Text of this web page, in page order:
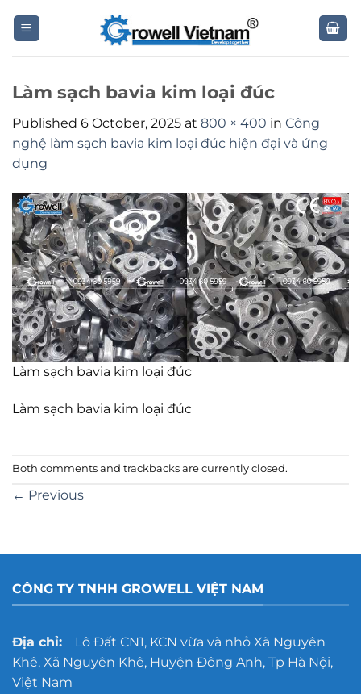
Làm sạch bavia kim loại đúc
Published 6 October, 2025 at 800 × 400 in Công
nghệ làm sạch bavia kim loại đúc hiện đại và ứng
dụng
Làm sạch bavia kim loại đúc
Làm sạch bavia kim loại đúc
Both comments and trackbacks are currently closed.
← Previous
CÔNG TY TNHH GROWELL VIỆT NAM
Địa chỉ:Lô Đất CN1, KCN vừa và nhỏ Xã Nguyên
Khê, Xã Nguyên Khê, Huyện Đông Anh, Tp Hà Nội,
Việt Nam